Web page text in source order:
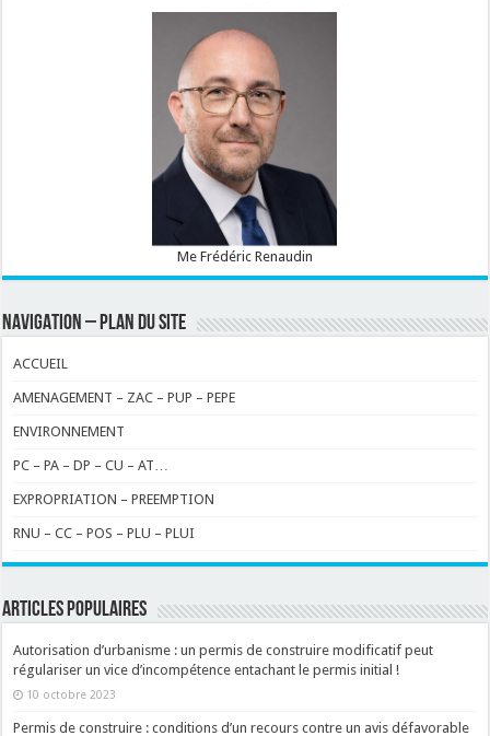
Me Frédéric Renaudin
NAVIGATION – PLAN DU SITE
ACCUEIL
AMENAGEMENT – ZAC – PUP – PEPE
ENVIRONNEMENT
PC – PA – DP – CU – AT…
EXPROPRIATION – PREEMPTION
RNU – CC – POS – PLU – PLUI
ARTICLES POPULAIRES
Autorisation d’urbanisme : un permis de construire modificatif peut
régulariser un vice d’incompétence entachant le permis initial !
10 octobre 2023
Permis de construire : conditions d’un recours contre un avis défavorable